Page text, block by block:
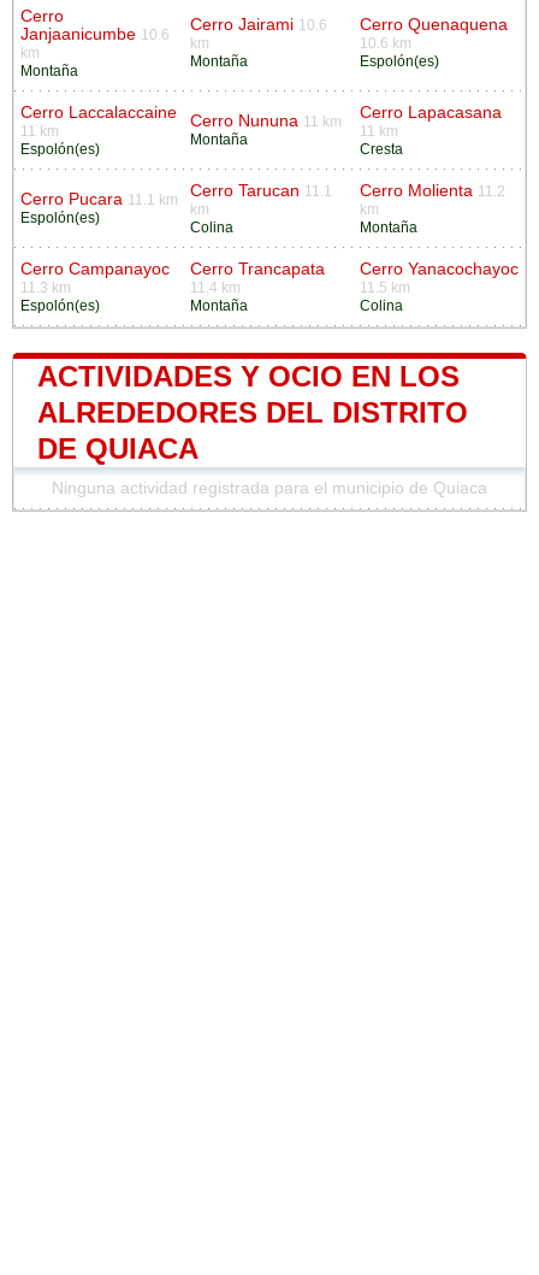
Cerro
Janjaanicumbe 10.6
km
Montaña
Cerro Jairami 10.6
km
Montaña
Cerro Quenaquena
10.6 km
Espolón(es)
Cerro Laccalaccaine
11 km
Espolón(es)
Cerro Nununa 11 km
Montaña
Cerro Lapacasana
11 km
Cresta
Cerro Pucara 11.1 km
Espolón(es)
Cerro Tarucan 11.1
km
Colina
Cerro Molienta 11.2
km
Montaña
Cerro Campanayoc
11.3 km
Espolón(es)
Cerro Trancapata
11.4 km
Montaña
Cerro Yanacochayoc
11.5 km
Colina
ACTIVIDADES Y OCIO EN LOS
ALREDEDORES DEL DISTRITO
DE QUIACA
Ninguna actividad registrada para el municipio de Quiaca